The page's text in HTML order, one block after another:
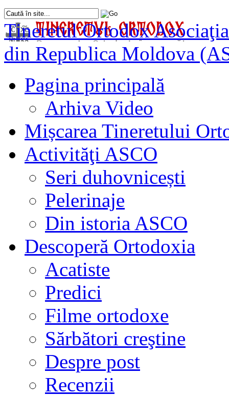
Tineretul Ortodox
din Republica Moldova
Pagina principală
Arhiva Video
Mișcarea Tineretului
Activităţi ASCO
Seri duhovnicești
Pelerinaje
Din istoria ASCO
Descoperă Ortodoxia
Acatiste
Predici
Filme ortodoxe
Sărbători creştine
Despre post
Recenzii